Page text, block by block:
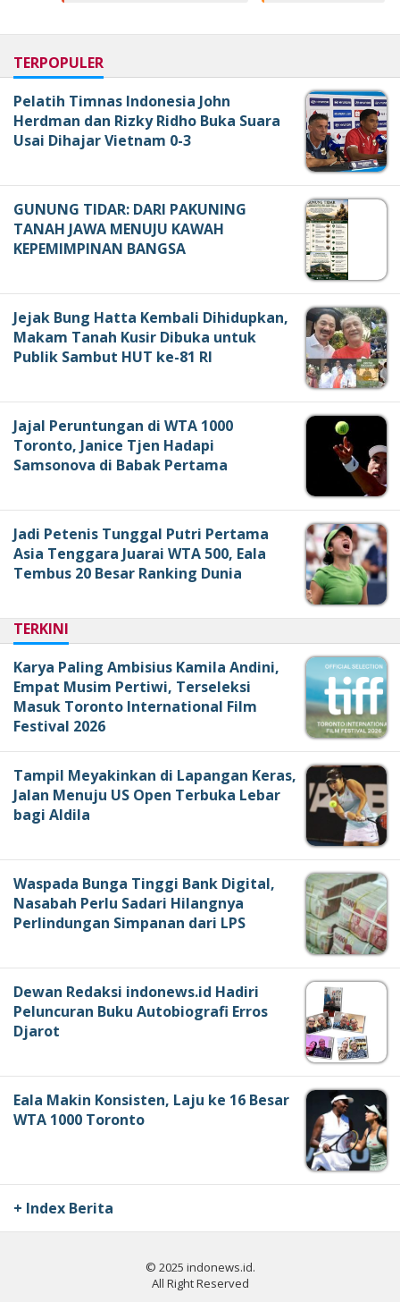
TERPOPULER
Pelatih Timnas Indonesia John
Herdman dan Rizky Ridho Buka Suara
Usai Dihajar Vietnam 0-3
GUNUNG TIDAR: DARI PAKUNING
TANAH JAWA MENUJU KAWAH
KEPEMIMPINAN BANGSA
Jejak Bung Hatta Kembali Dihidupkan,
Makam Tanah Kusir Dibuka untuk
Publik Sambut HUT ke-81 RI
Jajal Peruntungan di WTA 1000
Toronto, Janice Tjen Hadapi
Samsonova di Babak Pertama
Jadi Petenis Tunggal Putri Pertama
Asia Tenggara Juarai WTA 500, Eala
Tembus 20 Besar Ranking Dunia
TERKINI
Karya Paling Ambisius Kamila Andini,
Empat Musim Pertiwi, Terseleksi
Masuk Toronto International Film
Festival 2026
Tampil Meyakinkan di Lapangan Keras,
Jalan Menuju US Open Terbuka Lebar
bagi Aldila
Waspada Bunga Tinggi Bank Digital,
Nasabah Perlu Sadari Hilangnya
Perlindungan Simpanan dari LPS
Dewan Redaksi indonews.id Hadiri
Peluncuran Buku Autobiografi Erros
Djarot
Eala Makin Konsisten, Laju ke 16 Besar
WTA 1000 Toronto
+ Index Berita
© 2025 indonews.id.
All Right Reserved